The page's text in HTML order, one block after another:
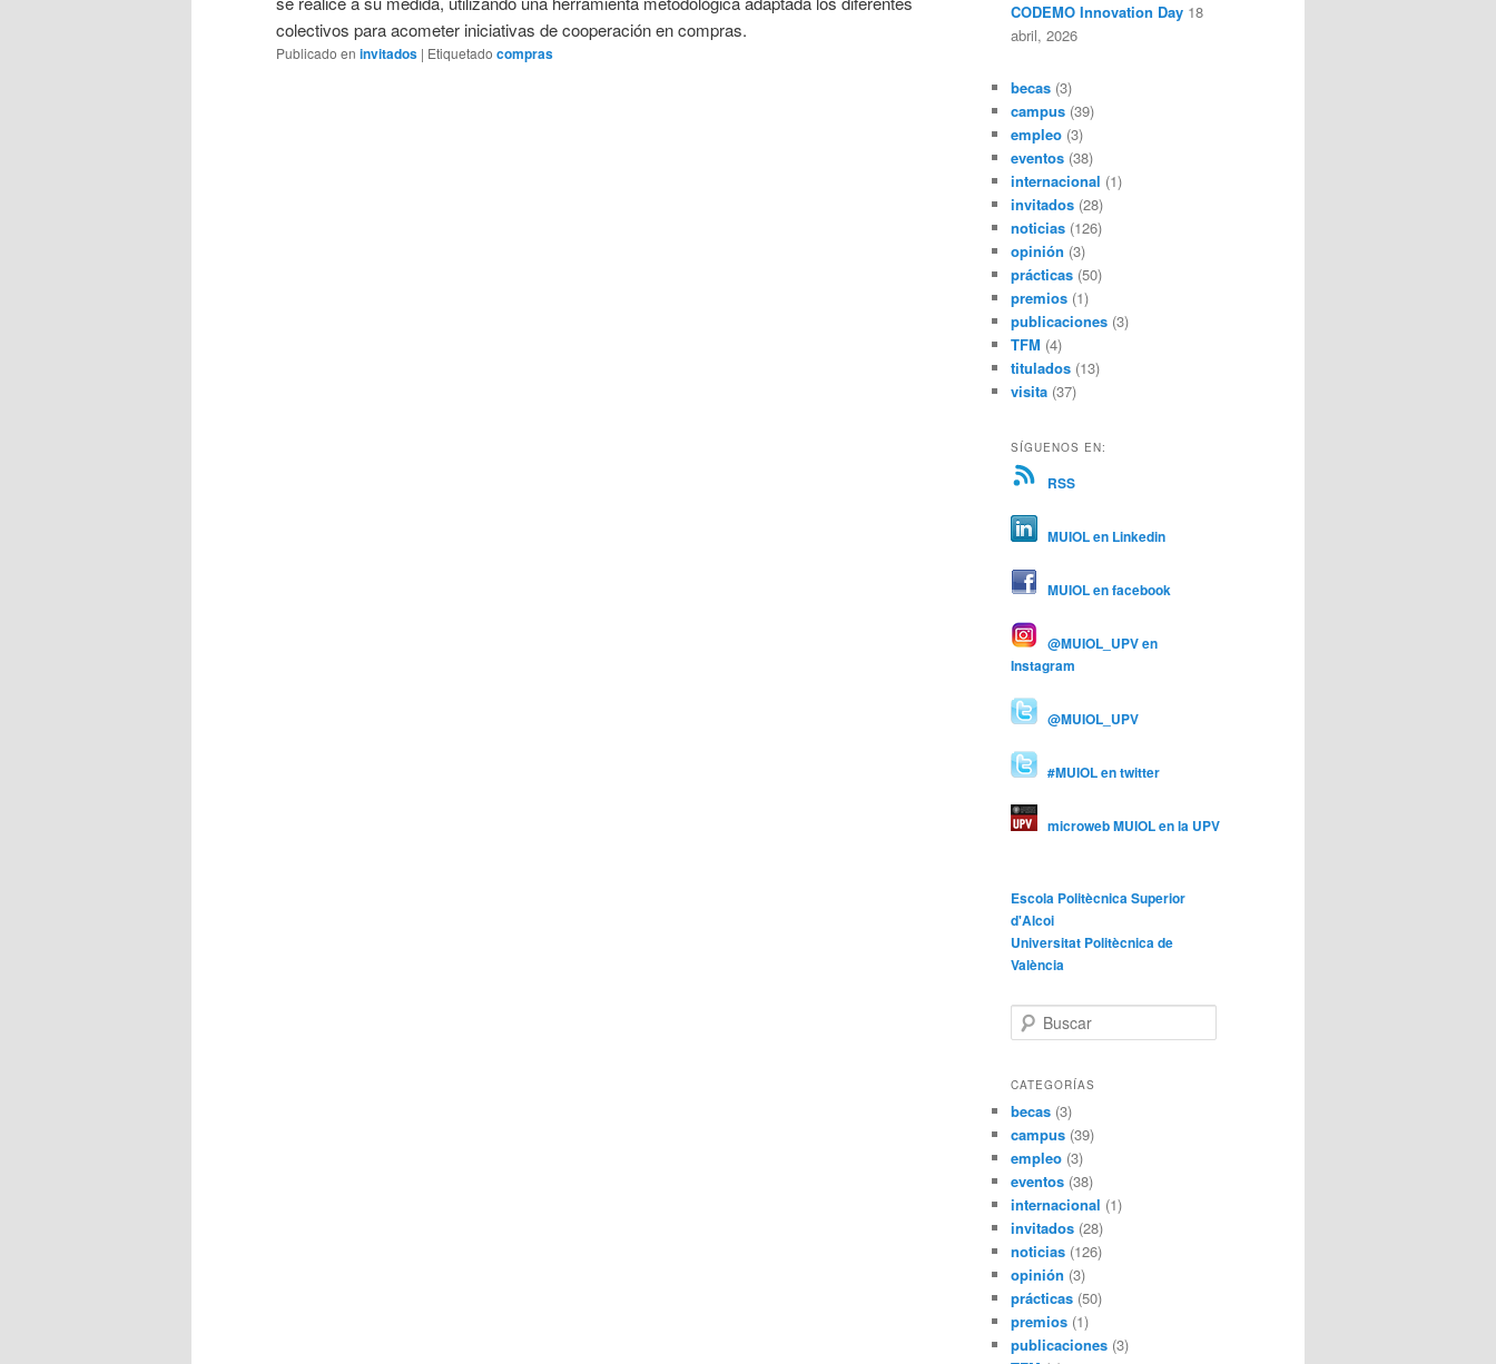
colectivos para acometer iniciativas de cooperación en compras.
Publicado en invitados | Etiquetado compras
CODEMO Innovation Day 18
abril, 2026
becas (3)
campus (39)
empleo (3)
eventos (38)
internacional (1)
invitados (28)
noticias (126)
opinión (3)
prácticas (50)
premios (1)
publicaciones (3)
TFM (4)
titulados (13)
visita (37)
SÍGUENOS EN:
RSS
MUIOL en Linkedin
MUIOL en facebook
@MUIOL_UPV en
Instagram
@MUIOL_UPV
#MUIOL en twitter
microweb MUIOL en la UPV
Escola Politècnica Superior
d'Alcoi
Universitat Politècnica de
València
u
c
r
CATEGORÍAS
becas (3)
campus (39)
empleo (3)
eventos (38)
internacional (1)
invitados (28)
noticias (126)
opinión (3)
prácticas (50)
premios (1)
publicaciones (3)